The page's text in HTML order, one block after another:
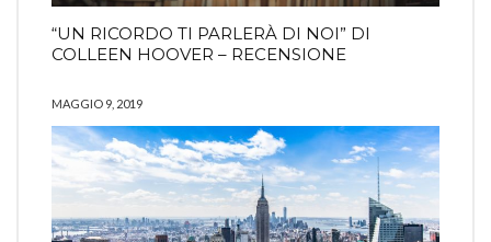
“UN RICORDO TI PARLERÀ DI NOI” DI
COLLEEN HOOVER – RECENSIONE
MAGGIO 9, 2019